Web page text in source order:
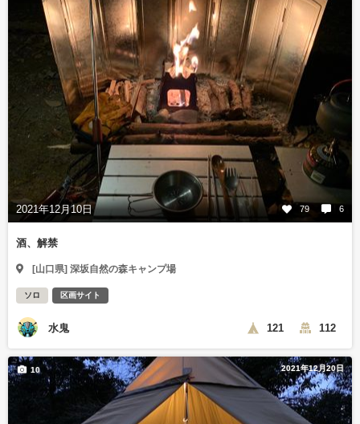
2021年12月10日 79 6
酒、解禁
[山口県] 深坂自然の森キャンプ場
ソロ 区画サイト
水鬼 121 112
2021年12月20日
10